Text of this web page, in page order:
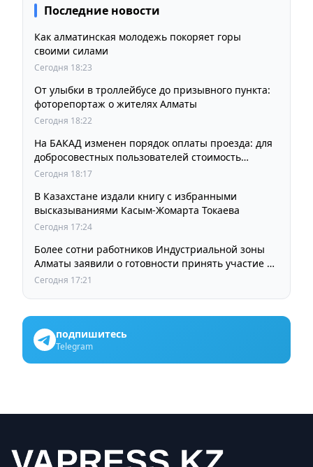
Последние новости
Как алматинская молодежь покоряет горы
своими силами
Сегодня 18:23
От улыбки в троллейбусе до призывного пункта:
фоторепортаж о жителях Алматы
Сегодня 18:22
На БАКАД изменен порядок оплаты проезда: для
добросовестных пользователей стоимость
остается прежней
Сегодня 18:17
В Казахстане издали книгу с избранными
высказываниями Касым-Жомарта Токаева
Сегодня 17:24
Более сотни работников Индустриальной зоны
Алматы заявили о готовности принять участие в
выборах членов Курылтая
Сегодня 17:21
подпишитесь
Telegram